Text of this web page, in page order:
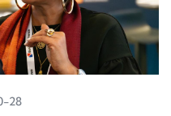
28